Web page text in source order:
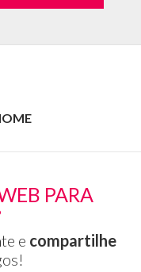
PARA
e compartilhe